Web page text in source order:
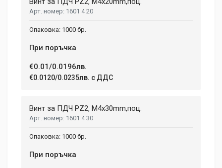
1601 4 20
1000 бр.
При поръчка
€0.01/0.0196лв.
€0.0120/0.0235лв. с ДДС
Винт за ПДЧ PZ2, M4x30mm,поц.
1601 4 30
1000 бр.
При поръчка